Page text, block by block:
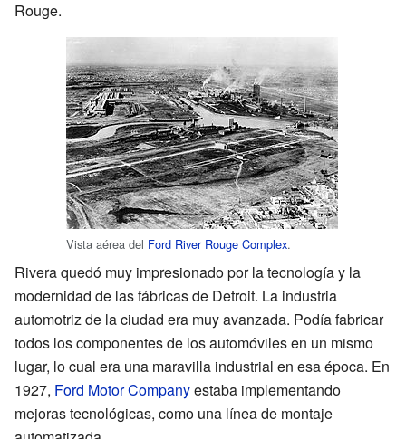
Rouge.
Vista aérea del Ford River Rouge Complex.
Rivera quedó muy impresionado por la tecnología y la
modernidad de las fábricas de Detroit. La industria
automotriz de la ciudad era muy avanzada. Podía fabricar
todos los componentes de los automóviles en un mismo
lugar, lo cual era una maravilla industrial en esa época. En
1927, Ford Motor Companyestaba implementando
mejoras tecnológicas, como una línea de montaje